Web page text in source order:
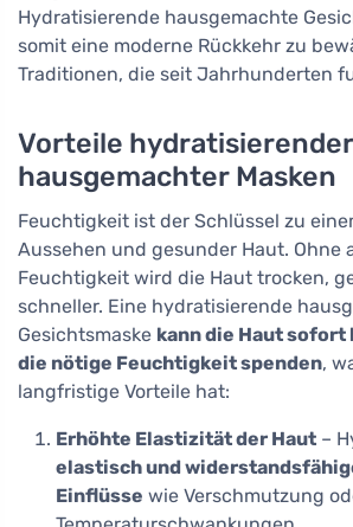
Hydratisierende hausgemachte
somit eine moderne Rückkehr zu
Traditionen, die seit Jahrhunderten
Vorteile hydratisierender
hausgemachter Masken
Feuchtigkeit ist der Schlüssel zu
Aussehen und gesunder Haut. Ohne
Feuchtigkeit wird die Haut trocken,
schneller. Eine hydratisierende
Gesichtsmaske kann die Haut sofort
die nötige Feuchtigkeit spenden,
langfristige Vorteile hat:
Erhöhte Elastizität der Haut –
elastisch und
Einflüsse wie Verschmutzung